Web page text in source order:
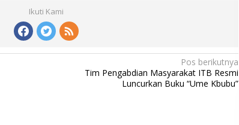
Ikuti Kami
Pos berikutnya
Tim Pengabdian Masyarakat ITB Resmi
Luncurkan Buku “Ume Kbubu”